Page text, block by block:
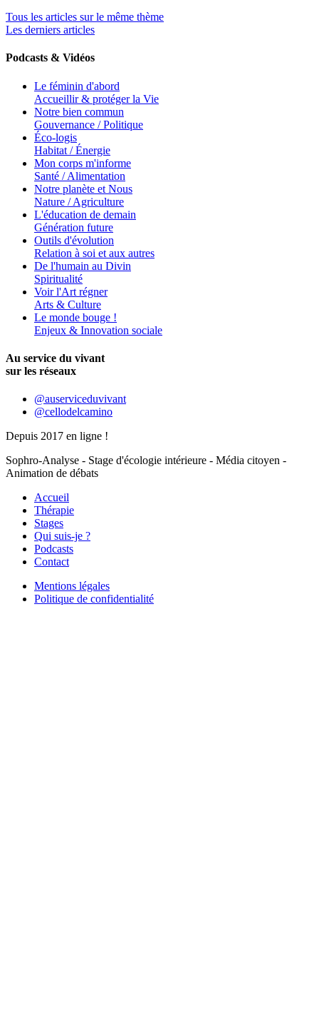
Tous les articles sur le même thème
Les derniers articles
Podcasts & Vidéos
Le féminin d'abord
Accueillir & protéger la Vie
Notre bien commun
Gouvernance / Politique
Éco-logis
Habitat / Énergie
Mon corps m'informe
Santé / Alimentation
Notre planète et Nous
Nature / Agriculture
L'éducation de demain
Génération future
Outils d'évolution
Relation à soi et aux autres
De l'humain au Divin
Spiritualité
Voir l'Art régner
Arts & Culture
Le monde bouge !
Enjeux & Innovation sociale
Au service du vivant
sur les réseaux
@auserviceduvivant
@cellodelcamino
Depuis 2017 en ligne !
Sophro-Analyse - Stage d'écologie intérieure - Média citoyen -
Animation de débats
Accueil
Thérapie
Stages
Qui suis-je ?
Podcasts
Contact
Mentions légales
Politique de confidentialité